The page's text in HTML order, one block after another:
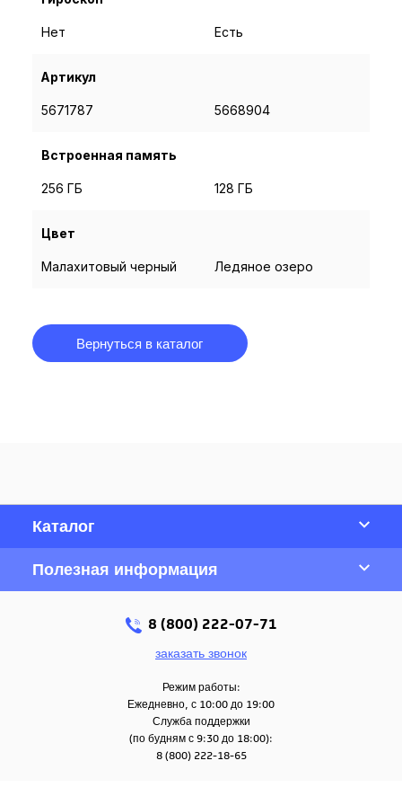
Нет Есть
Нет Есть
Артикул
5671787 5668904
5671787 5668904
Встроенная память
256 ГБ 128 ГБ
256 ГБ 128 ГБ
Цвет
Малахитовый черный Ледяное озеро
Малахитовый черный Ледяное озеро
Вернуться в каталог
Каталог
Полезная информация
8 (800) 222-07-71
заказать звонок
Режим работы:
Ежедневно, с 10:00 до 19:00
Служба поддержки
(по будням с 9:30 до 18:00):
8 (800) 222-18-65